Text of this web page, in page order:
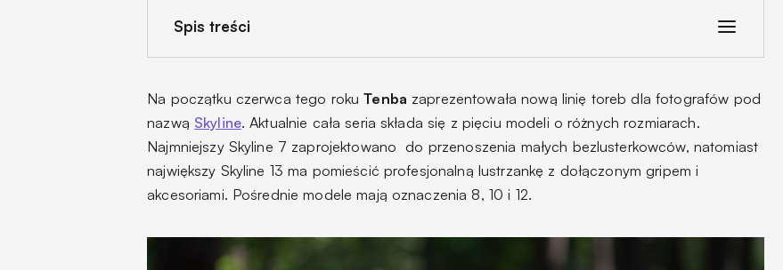
Spis treści
Na początku czerwca tego rokuTenba zaprezentowała nową linię toreb dla fotografów pod
nazwą Skyline. Aktualnie cała seria składa się z pięciu modeli o różnych rozmiarach.
Najmniejszy Skyline 7 zaprojektowano do przenoszenia małych bezlusterkowców, natomiast
największy Skyline 13 ma pomieścić profesjonalną lustrzankę z dołączonym gripem i
akcesoriami. Pośrednie modele mają oznaczenia 8, 10 i 12.